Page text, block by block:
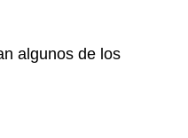
algunos de los